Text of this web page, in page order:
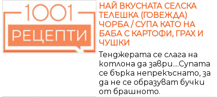
НАЙ ВКУСНАТА СЕЛСКА
ТЕЛЕШКА (ГОВЕЖДА)
ЧОРБА / СУПА КАТО НА
БАБА С КАРТОФИ, ГРАХ И
ЧУШКИ
Тенджерата се слага на
котлона да заври....Супата
се бърка непрекъснато, за
да не се образуват бучки
от брашното.